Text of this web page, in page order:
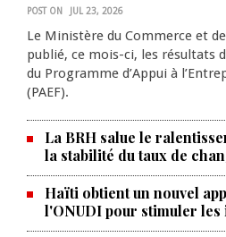
POST ON JUL 23, 2026
Le Ministère du Commerce et
publié, ce mois-ci, les résultats
du Programme d’Appui à
(PAEF).
La BRH salue le
la stabilité du taux de
Haïti obtient un nouvel
l'ONUDI pour stimuler les